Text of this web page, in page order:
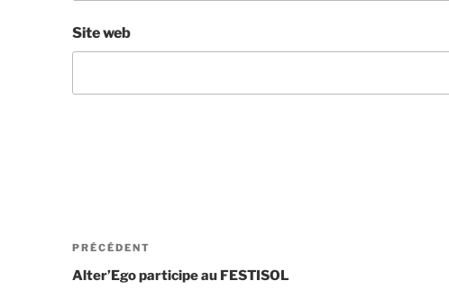
Site web
PRÉCÉDENT
Alter’Ego participe au FESTISOL